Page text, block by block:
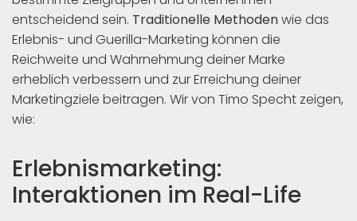
entscheidend sein. Traditionelle Methodenwie das
Erlebnis- und Guerilla-Marketing können die
Reichweite und Wahrnehmung deiner Marke
erheblich verbessern und zur Erreichung deiner
Marketingziele beitragen. Wir von Timo Specht zeigen,
wie:
Erlebnismarketing:
Interaktionen im Real-Life